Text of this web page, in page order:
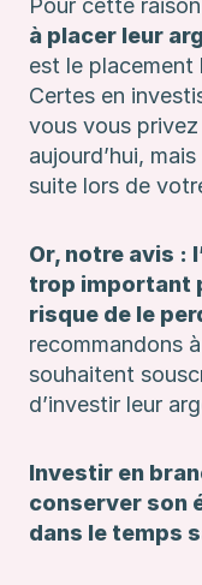
Pour cette raison
à placer leur
est le placement
Certes en
vous vous privez
aujourd’hui,
suite lors de
Or, notre avis :
trop important
risque de le
recommandons
souhaitent
d’investir leur
Investir en
conserver son
dans le temps